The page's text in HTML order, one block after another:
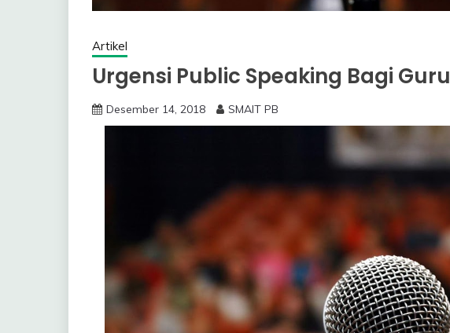
Artikel
Urgensi Public Speaking Bagi Guru
Desember 14, 2018 SMAIT PB